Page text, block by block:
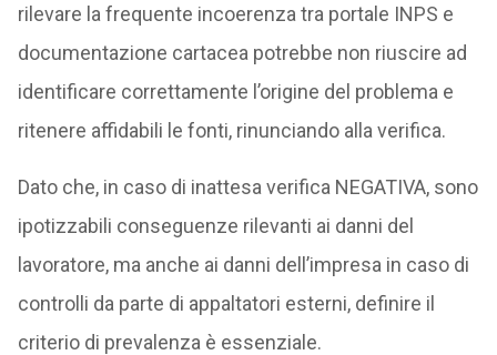
rilevare la frequente incoerenza tra portale INPS e
documentazione cartacea potrebbe non riuscire ad
identificare correttamente l’origine del problema e
ritenere affidabili le fonti, rinunciando alla verifica.
Dato che, in caso di inattesa verifica NEGATIVA, sono
ipotizzabili conseguenze rilevanti ai danni del
lavoratore, ma anche ai danni dell’impresa in caso di
controlli da parte di appaltatori esterni, definire il
criterio di prevalenza è essenziale.